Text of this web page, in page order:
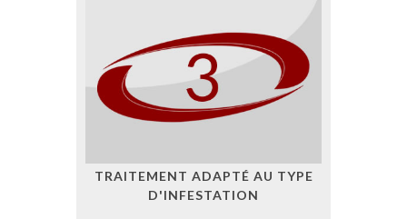
TRAITEMENT ADAPTÉ AU TYPE
D'INFESTATION